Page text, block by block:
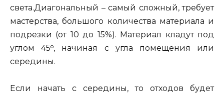
света.Диагональный – самый сложный, требует
мастерства, большого количества материала и
подрезки (от 10 до 15%). Материал кладут под
углом 45ᵒ, начиная с угла помещения или
середины.
Если начать с середины, то отходов будет